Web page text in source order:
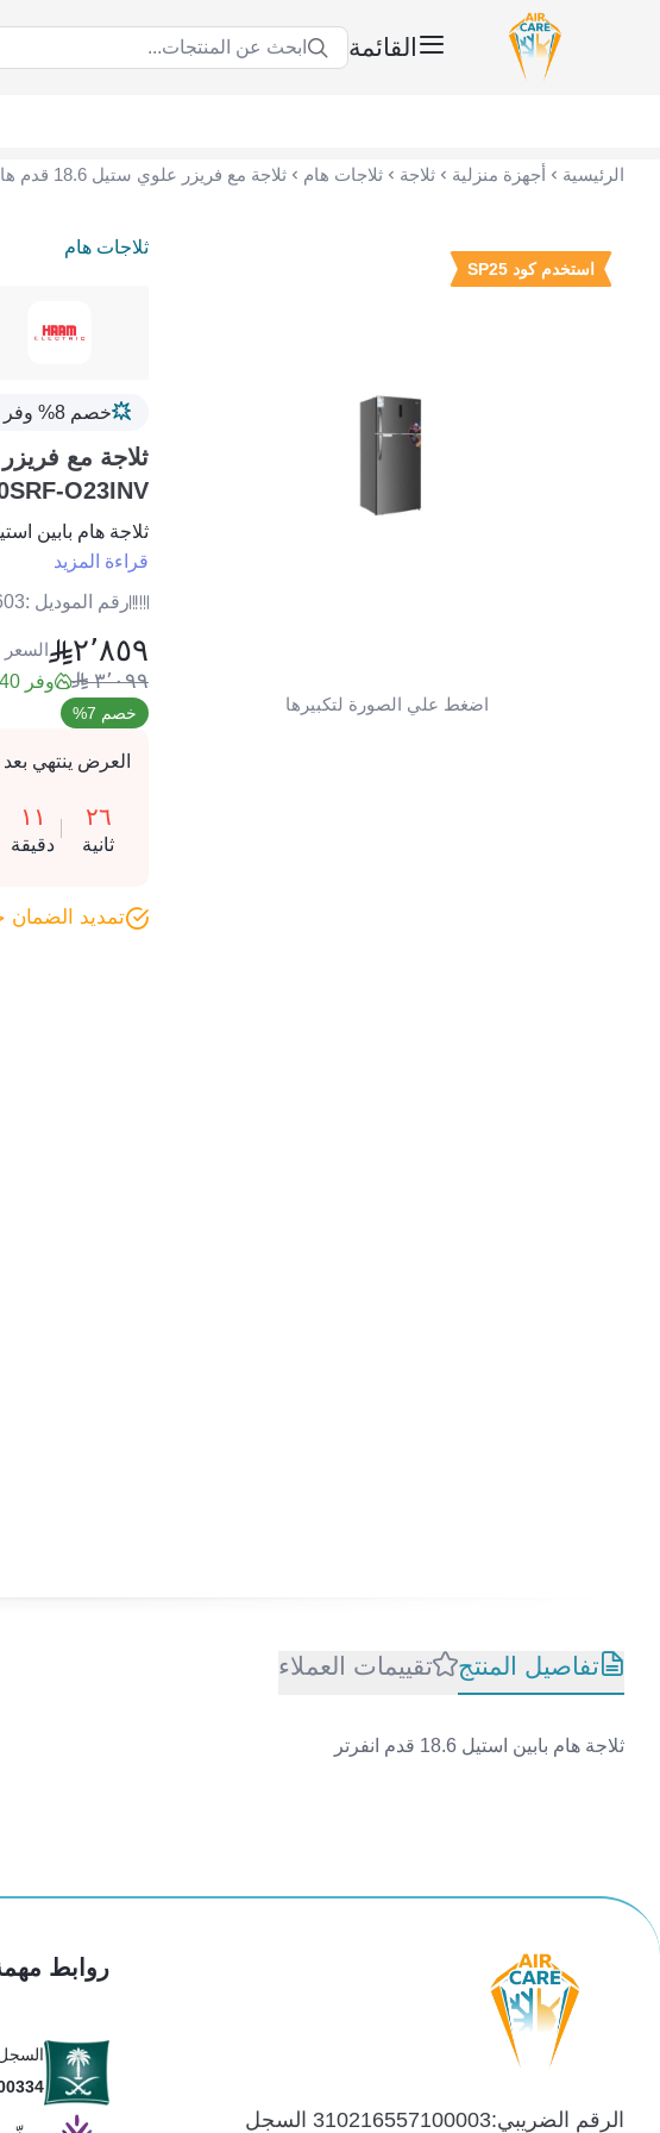
القائمة ابحث عن المنتجات...
الرئيسية أجهزة منزلية ثلاجة ثلاجات هام
استخدم كود SP25
اضغط علي الصورة لتكبيرها
ثلاجات هام
خصم 8% وفر 239.99
O23INV
ثلاجة هام بابين استيل 18.6 قدم
قراءة المزيد
رقم الموديل :
٢٬٨٥٩
٣٬٠٩٩ وفر 240 ر.س
خصم 7%
العرض ينتهي بعد
٢٦
ثانية
١١
دقيقة
تمديد الضمان حتى 5
تفاصيل المنتج تقييمات العملاء
ثلاجة هام بابين استيل 18.6 قدم انفرتر
الرقم الضريبي:310216557100003 السجل
روابط